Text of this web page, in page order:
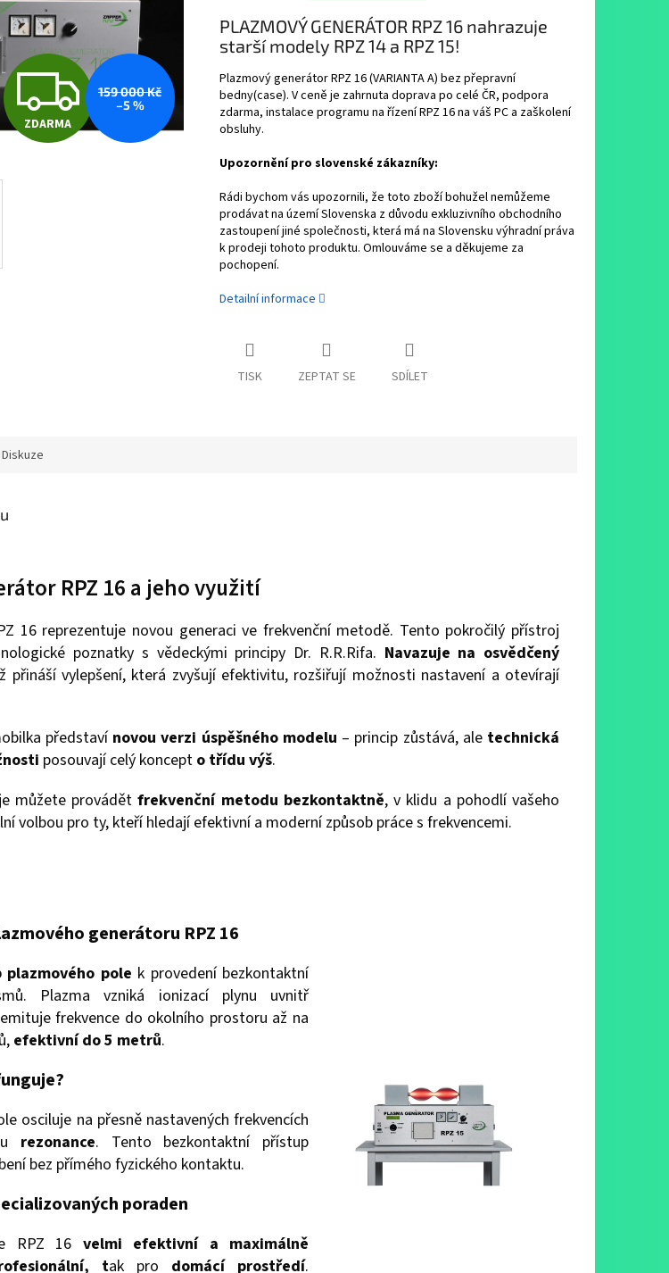
Z
D
ZDARMA
159 000 Kč
–5 %
PLAZMOVÝ GENERÁTOR RPZ 16 nahrazuje
starší modely RPZ 14 a RPZ 15!
Plazmový generátor RPZ 16 (VARIANTA A) bez přepravní
bedny(case). V ceně je zahrnuta doprava po celé ČR, podpora
zdarma, instalace programu na řízení RPZ 16 na váš PC a zaškolení
obsluhy.
Upozornění pro slovenské zákazníky:
Rádi bychom vás upozornili, že toto zboží bohužel nemůžeme
prodávat na území Slovenska z důvodu exkluzivního obchodního
zastoupení jiné společnosti, která má na Slovensku výhradní práva
k prodeji tohoto produktu. Omlouváme se a děkujeme za
pochopení.
Detailní informace
TISK ZEPTAT SE SDÍLET
Diskuze
RPZ 16 a jeho využití
16 reprezentuje novou generaci ve frekvenční metodě. Tento pokročilý přístroj
poznatky s vědeckými principy Dr. R.R.Rifa. Navazuje na osvědčený
přináší vylepšení, která zvyšují efektivitu, rozšiřují možnosti nastavení a otevírají
představí novou verzi úspěšného modelu – princip zůstává, ale technická
posouvají celý koncept o třídu výš.
můžete provádětfrekvenční metodu bezkontaktně, v klidu a pohodlí vašeho
volbou pro ty, kteří hledají efektivní a moderní způsob práce s frekvencemi.
generátoru RPZ 16
plazmového pole k provedení bezkontaktní
Plazma vzniká ionizací plynu uvnitř
frekvence do okolního prostoru až na
efektivní do 5 metrů.
osciluje na přesně nastavených frekvencích
rezonance. Tento bezkontaktní přístup
bez přímého fyzického kontaktu.
poraden
RPZ 16 velmi efektivní a maximálně
tak pro domácí prostředí.